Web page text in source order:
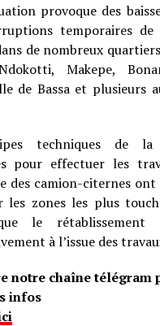
provoque des
temporaires
de nombreux
Makepe,
de Bassa et plusieurs
techniques de la
pour effectuer les
des camion-citernes
les zones les plus
le
à l’issue des
notre chaîne télégram
infos